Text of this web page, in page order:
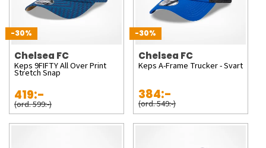
-30%
Chelsea FC
Keps 9FIFTY All Over Print
Stretch Snap
419:-
(ord. 599:-)
-30%
Chelsea FC
Keps A-Frame Trucker - Svart
384:-
(ord. 549:-)